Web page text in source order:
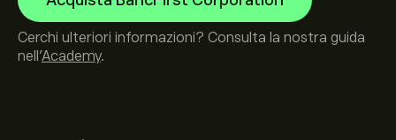
Cerchi ulteriori informazioni? Consulta la nostra guida
nell’Academy.